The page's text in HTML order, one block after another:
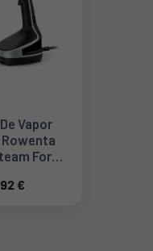
Vapor
Force
€